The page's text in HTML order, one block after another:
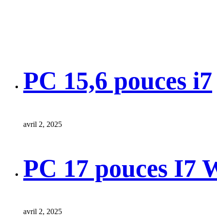
PC 15,6 pouces i7
avril 2, 2025
PC 17 pouces I7
avril 2, 2025